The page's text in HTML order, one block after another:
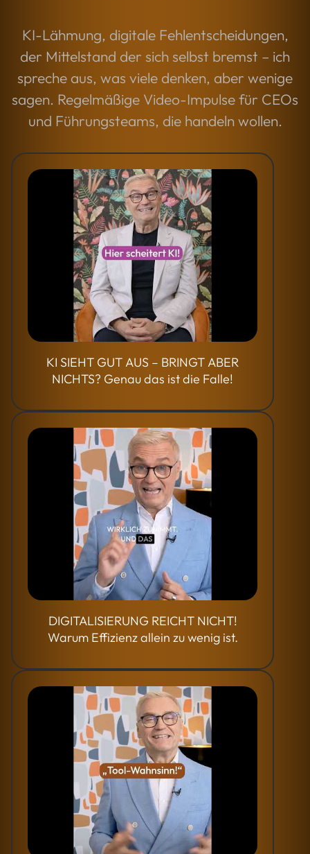
KI-Lähmung, digitale Fehlentscheidungen,
der Mittelstand der sich selbst bremst – ich
spreche aus, was viele denken, aber wenige
sagen. Regelmäßige Video-Impulse für CEOs
und Führungsteams, die handeln wollen.
KI SIEHT GUT AUS – BRINGT ABER
NICHTS? Genau das ist die Falle!
DIGITALISIERUNG REICHT NICHT!
Warum Effizienz allein zu wenig ist.